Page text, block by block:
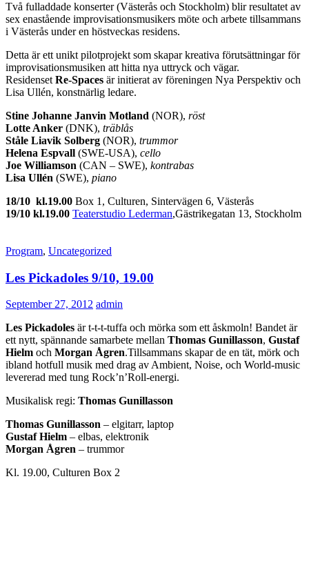
Två fulladdade konserter (Västerås och Stockholm) blir resultatet av
sex enastående improvisationsmusikers möte och arbete tillsammans
i Västerås under en höstveckas residens.
Detta är ett unikt pilotprojekt som skapar kreativa förutsättningar för
improvisationsmusiken att hitta nya uttryck och vägar.
Residenset Re-Spaces är initierat av föreningen Nya Perspektiv och
Lisa Ullén, konstnärlig ledare.
Stine Johanne Janvin Motland (NOR), röst
Lotte Anker (DNK), träblås
Ståle Liavik Solberg (NOR), trummor
Helena Espvall (SWE-USA), cello
Joe Williamson (CAN – SWE), kontrabas
Lisa Ullén (SWE), piano
18/10 kl.19.00 Box 1, Culturen, Sintervägen 6, Västerås
19/10 kl.19.00 Teaterstudio Lederman,Gästrikegatan 13, Stockholm
Program, Uncategorized
Les Pickadoles 9/10, 19.00
September 27, 2012 admin
Les Pickadoles är t-t-t-tuffa och mörka som ett åskmoln! Bandet är
ett nytt, spännande samarbete mellan Thomas Gunillasson, Gustaf
Hielm och Morgan Ågren.Tillsammans skapar de en tät, mörk och
ibland hotfull musik med drag av Ambient, Noise, och World-music
levererad med tung Rock’n’Roll-energi.
Musikalisk regi: Thomas Gunillasson
Thomas Gunillasson – elgitarr, laptop
Gustaf Hielm – elbas, elektronik
Morgan Ågren – trummor
Kl. 19.00, Culturen Box 2